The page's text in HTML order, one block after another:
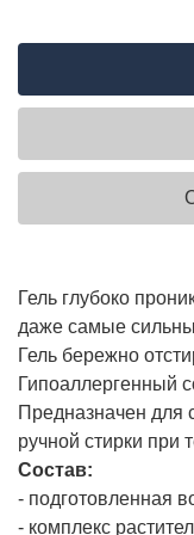
Гель глубоко
даже самые
Гель бережно
Гипоаллергенный
Предназначен для
ручной стирки при
Состав:
- подготовленная
- комплекс